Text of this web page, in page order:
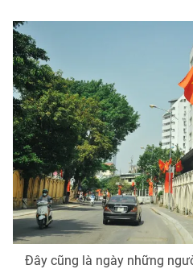
Email:
Liên hệ quảng cáo:
024-
Đây cũng là ngày những